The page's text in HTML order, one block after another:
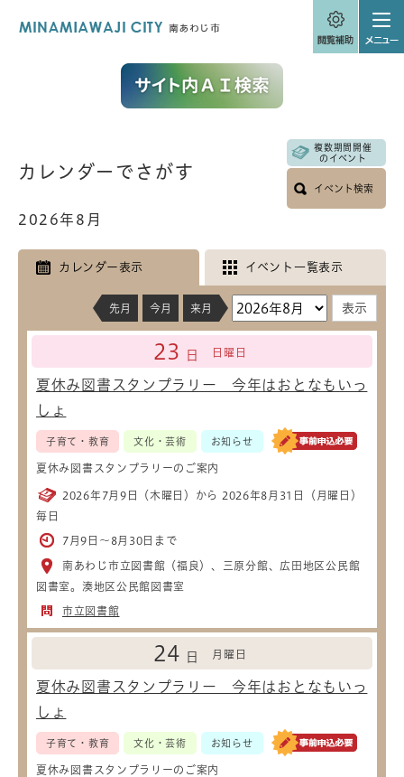
文
カレンダーでさがす
複数期間開催
のイベント
イベント検索
2026年8月
カレンダー表示 イベント一覧表示
先月 今月 来月
23 日 日曜日
夏休み図書スタンプラリー 今年はおとなもいっ
しょ
子育て・教育 文化・芸術 お知らせ
夏休み図書スタンプラリーのご案内
2026年7月9日（木曜日）から 2026年8月31日（月曜日）
毎日
7月9日～8月30日まで
南あわじ市立図書館（福良）、三原分館、広田地区公民館
図書室。湊地区公民館図書室
市立図書館
24 日 月曜日
夏休み図書スタンプラリー 今年はおとなもいっ
しょ
子育て・教育 文化・芸術 お知らせ
夏休み図書スタンプラリーのご案内